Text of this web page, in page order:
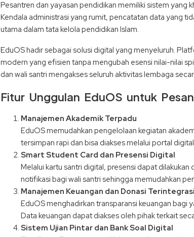
Pesantren dan yayasan pendidikan memiliki sistem yang
Kendala administrasi yang rumit, pencatatan data yang
utama dalam tata kelola pendidikan Islam.
EduOS hadir sebagai solusi digital yang menyeluruh.
modern yang efisien tanpa mengubah esensi nilai-nilai
dan wali santri mengakses seluruh aktivitas lembaga
Fitur Unggulan EduOS untuk
Manajemen Akademik Terpadu
EduOS memudahkan pengelolaan kegiatan
tersimpan rapi dan bisa diakses melalui portal
Smart Student Card dan Presensi Digital
Melalui kartu santri digital, presensi dapat
notifikasi bagi wali santri sehingga memudahkan
Manajemen Keuangan dan Donasi Terintegrasi
EduOS menghadirkan transparansi keuangan bagi
Data keuangan dapat diakses oleh pihak terkait
Sistem Ujian Pintar dan Bank Soal Digital